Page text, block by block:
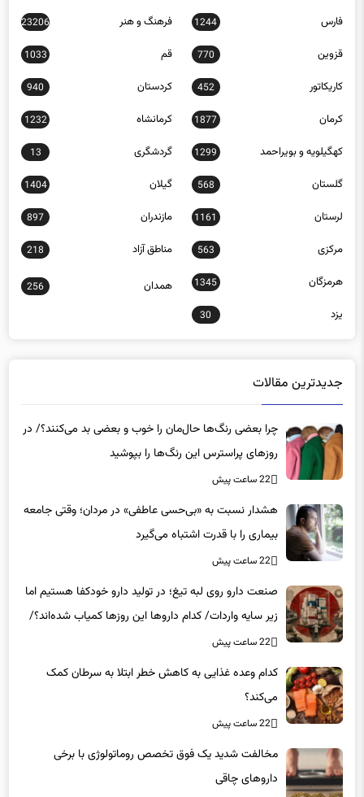
فارس 1244 فرهنگ و هنر 23206
قزوین 770 قم 1033
کاریکاتور 452 کردستان 940
کرمان 1877 کرمانشاه 1232
کهگیلویه و بویراحمد 1299 گردشگری 13
گلستان 568 گیلان 1404
لرستان 1161 مازندران 897
مرکزی 563 مناطق آزاد 218
هرمزگان 1345 همدان 256
یزد 30
جدیدترین مقالات
چرا بعضی رنگ‌ها حال‌مان را خوب و بعضی بد می‌کنند؟/ در
روزهای پراسترس این رنگ‌ها را بپوشید
22 ساعت پیش
هشدار نسبت به «بی‌حسی عاطفی» در مردان؛ وقتی جامعه
بیماری را با قدرت اشتباه می‌گیرد
22 ساعت پیش
صنعت دارو روی لبه تیغ؛ در تولید دارو خودکفا هستیم اما
زیر سایه واردات/ کدام داروها این روزها کمیاب شده‌اند؟/
«کشور سه ماه ذخیره دارویی دارد»
22 ساعت پیش
کدام وعده غذایی به کاهش خطر ابتلا به سرطان کمک
می‌کند؟
22 ساعت پیش
مخالفت شدید یک فوق تخصص روماتولوژی با برخی
داروهای چاقی